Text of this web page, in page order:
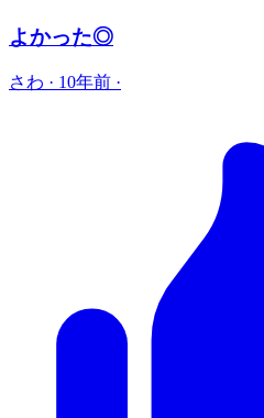
よかった◎
さわ · 10年前 ·